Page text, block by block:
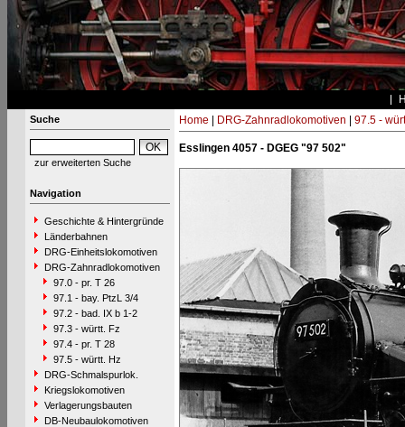
Suche
zur erweiterten Suche
Navigation
Geschichte & Hintergründe
Länderbahnen
DRG-Einheitslokomotiven
DRG-Zahnradlokomotiven
97.0 - pr. T 26
97.1 - bay. PtzL 3/4
97.2 - bad. IX b 1-2
97.3 - württ. Fz
97.4 - pr. T 28
97.5 - württ. Hz
DRG-Schmalspurlok.
Kriegslokomotiven
Verlagerungsbauten
DB-Neubaulokomotiven
Home DRG-Zahnradlokomotiven 97.5 -
Esslingen 4057 - DGEG "97 502"